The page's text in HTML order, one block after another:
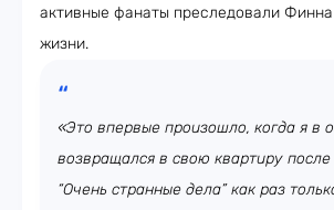
активные фанаты преследовали
жизни.
«Это впервые произошло, когда я в
возвращался в свою квартиру после
“Очень странные дела” как раз